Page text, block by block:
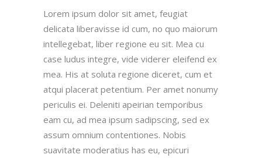
Lorem ipsum dolor sit amet, feugiat
delicata liberavisse id cum, no quo maiorum
intellegebat, liber regione eu sit. Mea cu
case ludus integre, vide viderer eleifend ex
mea. His at soluta regione diceret, cum et
atqui placerat petentium. Per amet nonumy
periculis ei. Deleniti apeirian temporibus
eam cu, ad mea ipsum sadipscing, sed ex
assum omnium contentiones. Nobis
suavitate moderatius has eu, epicuri